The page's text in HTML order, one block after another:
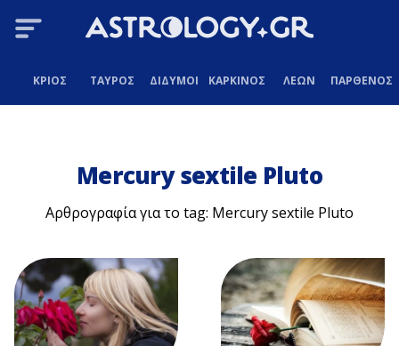
ΚΡΙΟΣ ΤΑΥΡΟΣ ΔΙΔΥΜΟΙ ΚΑΡΚΙΝΟΣ ΛΕΩΝ ΠΑΡΘΕΝΟΣ
Mercury sextile Pluto
Αρθρογραφία για το tag: Mercury sextile Pluto